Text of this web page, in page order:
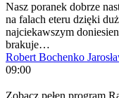
Nasz poranek dobrze
na falach eteru dzięki
najciekawszym
brakuje…
Robert Bochenko
09:00
Zobacz pełen program